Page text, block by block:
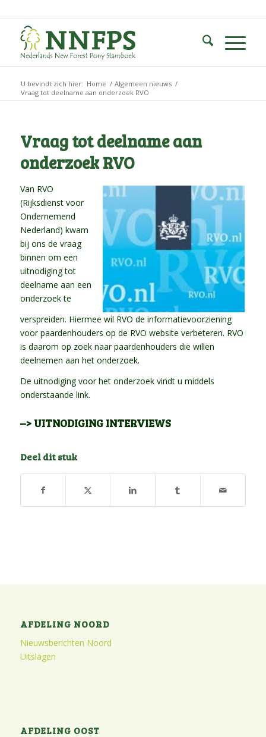
U bevindt zich hier: Home / Algemeen nieuws /
Vraag tot deelname aan onderzoek RVO
Vraag tot deelname aan
onderzoek RVO
Van RVO
(Rijksdienst voor
Ondernemend
Nederland) kwam
bij ons de vraag
binnen om een
uitnodiging tot
deelname aan een
onderzoek te
verspreiden. Hiermee wil RVO de informatievoorziening
voor paardenhouders op de RVO website verbeteren. RVO
is daarom op zoek naar paardenhouders die willen
deelnemen aan het onderzoek.
De uitnodiging voor het onderzoek vindt u middels
onderstaande link.
–> UITNODIGING INTERVIEWS
Deel dit stuk
AFDELING NOORD
Nieuwsberichten Noord
Uitslagen
AFDELING OOST